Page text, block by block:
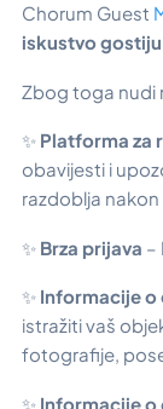
Chorum Guest
iskustvo gostiju
Zbog toga nudi
✨ Platforma za
obavijesti i
razdoblja
✨ Brza prijava –
✨ Informacije o
istražiti vaš
fotografije,
✨ Informacije o